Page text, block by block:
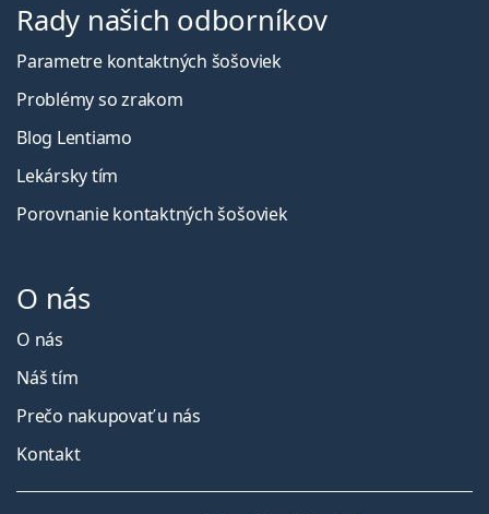
Rady našich odborníkov
Parametre kontaktných šošoviek
Problémy so zrakom
Blog Lentiamo
Lekársky tím
Porovnanie kontaktných šošoviek
O nás
O nás
Náš tím
Prečo nakupovať u nás
Kontakt